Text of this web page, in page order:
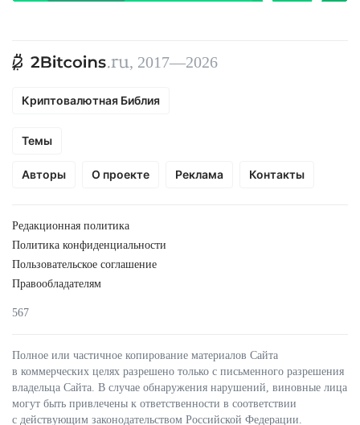
, 2017—2026
Криптовалютная Библия
Темы
Авторы О проекте Реклама Контакты
Редакционная политика
Политика конфиденциальности
Пользовательское соглашение
Правообладателям
567
Полное или частичное копирование материалов Сайта
в коммерческих целях разрешено только с письменного разрешения
владельца Сайта. В случае обнаружения нарушений, виновные лица
могут быть привлечены к ответственности в соответствии
с действующим законодательством Российской Федерации.